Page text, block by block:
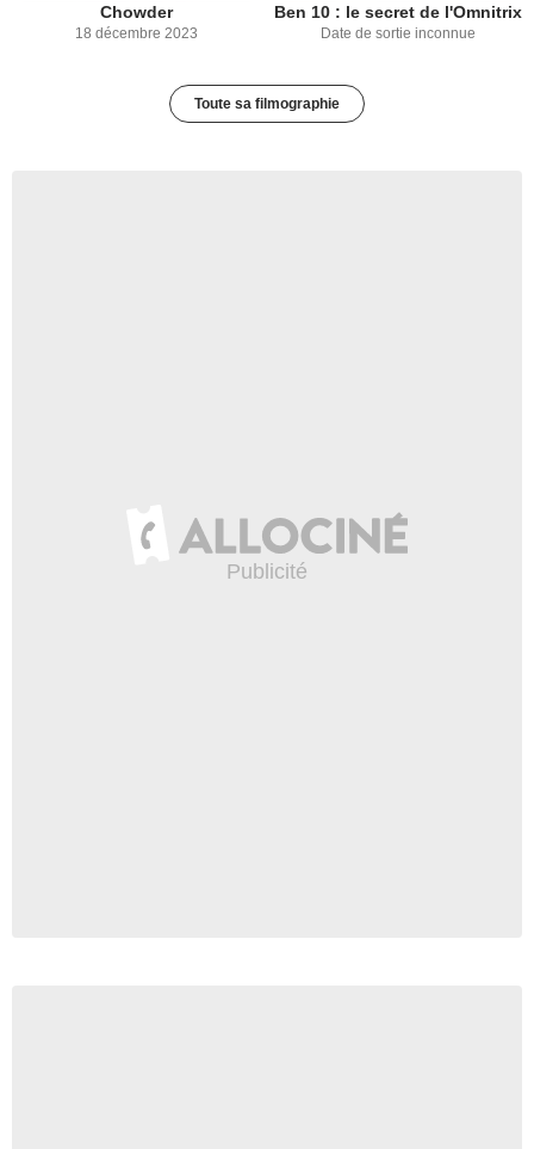
Chowder
18 décembre 2023
Ben 10 : le secret de l'Omnitrix
Date de sortie inconnue
Toute sa filmographie